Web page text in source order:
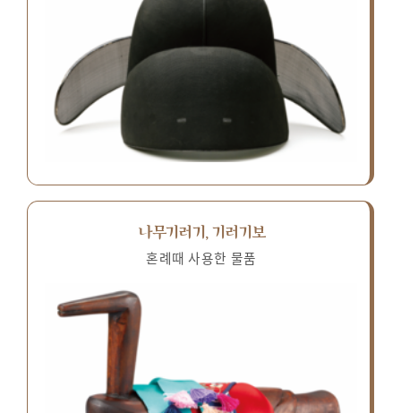
나무기러기, 기러기보
혼례때 사용한 물품